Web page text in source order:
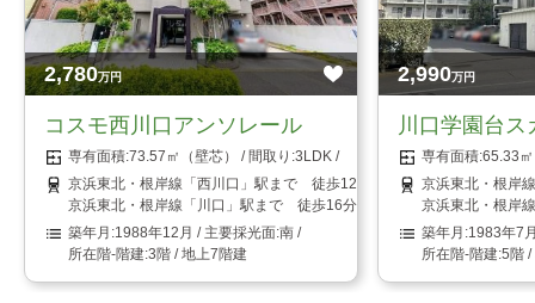
2,780万円
コスモ西川口アンソレール
73.57㎡（壁芯）
3LDK
京浜東北・根岸線「西川口」駅まで 徒歩12分
京浜東北・根岸線「川口」駅まで 徒歩16分
1988年12月
南
3階 / 地上7階建
2,990万円
川口学園台ス
65.33
京浜東北・根岸
京浜東北・根岸
1983年7
5階 /